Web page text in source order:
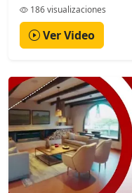
186 visualizaciones
Ver Video